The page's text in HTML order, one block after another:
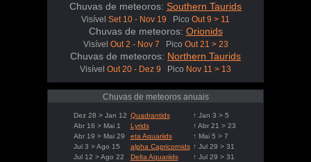
Chuvas de meteoros: Southern Taurids
Visível Set 10 - Nov 19 Pico Out 9 > 11
Chuvas de meteoros: Orionids
Visível Out 2 - Nov 7 Pico Out 21 > 23
Chuvas de meteoros: Northern Taurids
Visível Out 20 - Dez 9 Pico Nov 11 > 13
Chuvas de meteoros anuais
Dez 28 > Jan 12 Quadrantids
↑ Jan 3 > 5
Abr 16 > Mai 1
Lyrids
↑ Abr 21 > 23
Abr 19 > Mai 29
eta Aquariids
↑ Mai 5 > 7
Jul 3 > Ago 15
alpha Capricornids ↑ Jul 29 > 31
Jul 12 > Ago 22
Delta Aquariids
↑ Jul 29 > 31